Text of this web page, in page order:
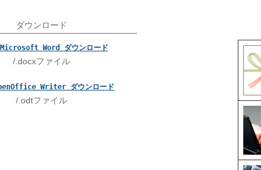
ダウンロード
Microsoft Word ダウンロード
/.docxファイル
Writer ダウンロード
/.odtファイル